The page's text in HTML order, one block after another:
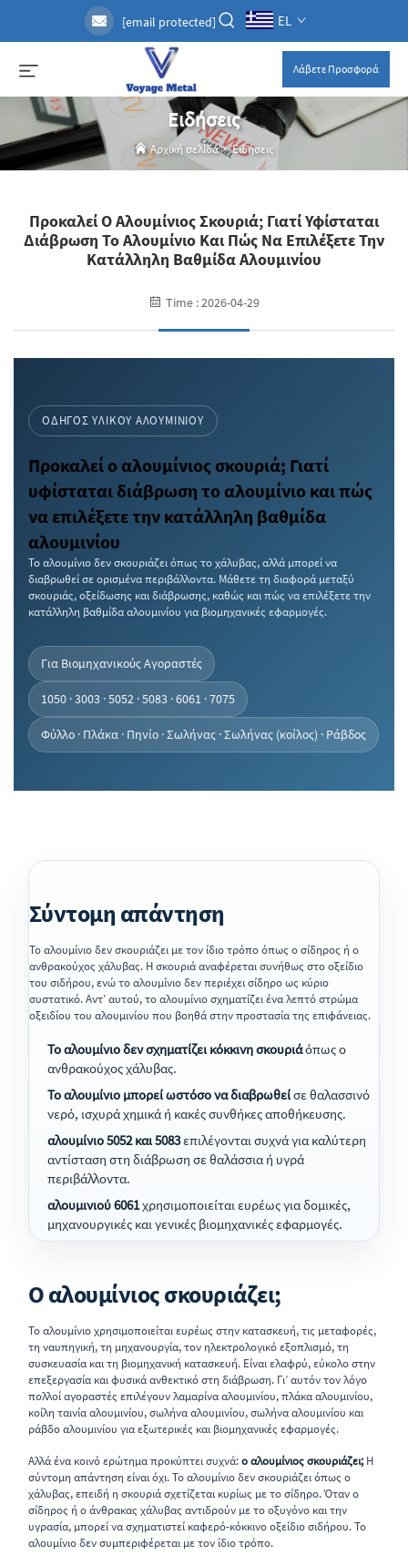
[email protected] EL
Λάβετε Προσφορά
Ειδήσεις
Αρχική σελίδα>Ειδήσεις
Προκαλεί Ο Αλουμίνιος Σκουριά; Γιατί Υφίσταται
Διάβρωση Το Αλουμίνιο Και Πώς Να Επιλέξετε Την
Κατάλληλη Βαθμίδα Αλουμινίου
Time : 2026-04-29
ΟΔΗΓΌΣ ΥΛΙΚΟΎ ΑΛΟΥΜΙΝΊΟΥ
Προκαλεί ο αλουμίνιος σκουριά; Γιατί
υφίσταται διάβρωση το αλουμίνιο και πώς
να επιλέξετε την κατάλληλη βαθμίδα
αλουμινίου
Το αλουμίνιο δεν σκουριάζει όπως το χάλυβας, αλλά μπορεί να
διαβρωθεί σε ορισμένα περιβάλλοντα. Μάθετε τη διαφορά μεταξύ
σκουριάς, οξείδωσης και διάβρωσης, καθώς και πώς να επιλέξετε την
κατάλληλη βαθμίδα αλουμινίου για βιομηχανικές εφαρμογές.
Για Βιομηχανικούς Αγοραστές
1050 · 3003 · 5052 · 5083 · 6061 · 7075
Φύλλο · Πλάκα · Πηνίο · Σωλήνας · Σωλήνας (κοίλος) · Ράβδος
Σύντομη απάντηση
Το αλουμίνιο δεν σκουριάζει με τον ίδιο τρόπο όπως ο σίδηρος ή ο
ανθρακούχος χάλυβας. Η σκουριά αναφέρεται συνήθως στο οξείδιο
του σιδήρου, ενώ το αλουμίνιο δεν περιέχει σίδηρο ως κύριο
συστατικό. Αντ’ αυτού, το αλουμίνιο σχηματίζει ένα λεπτό στρώμα
οξειδίου του αλουμινίου που βοηθά στην προστασία της επιφάνειας.
Το αλουμίνιο δεν σχηματίζει κόκκινη σκουριάόπως ο
ανθρακούχος χάλυβας.
Το αλουμίνιο μπορεί ωστόσο να διαβρωθείσε θαλασσινό
νερό, ισχυρά χημικά ή κακές συνθήκες αποθήκευσης.
αλουμίνιο 5052 και 5083επιλέγονται συχνά για καλύτερη
αντίσταση στη διάβρωση σε θαλάσσια ή υγρά
περιβάλλοντα.
αλουμινιού 6061χρησιμοποιείται ευρέως για δομικές,
μηχανουργικές και γενικές βιομηχανικές εφαρμογές.
Ο αλουμίνιος σκουριάζει;
Το αλουμίνιο χρησιμοποιείται ευρέως στην κατασκευή, τις μεταφορές,
τη ναυπηγική, τη μηχανουργία, τον ηλεκτρολογικό εξοπλισμό, τη
συσκευασία και τη βιομηχανική κατασκευή. Είναι ελαφρύ, εύκολο στην
επεξεργασία και φυσικά ανθεκτικό στη διάβρωση. Γι’ αυτόν τον λόγο
πολλοί αγοραστές επιλέγουν λαμαρίνα αλουμινίου, πλάκα αλουμινίου,
κοίλη ταινία αλουμινίου, σωλήνα αλουμινίου, σωλήνα αλουμινίου και
ράβδο αλουμινίου για εξωτερικές και βιομηχανικές εφαρμογές.
Αλλά ένα κοινό ερώτημα προκύπτει συχνά:ο αλουμίνιος σκουριάζει; Η
σύντομη απάντηση είναι όχι. Το αλουμίνιο δεν σκουριάζει όπως ο
χάλυβας, επειδή η σκουριά σχετίζεται κυρίως με το σίδηρο. Όταν ο
σίδηρος ή ο άνθρακας χάλυβας αντιδρούν με το οξυγόνο και την
υγρασία, μπορεί να σχηματιστεί καφερό-κόκκινο οξείδιο σιδήρου. Το
αλουμίνιο δεν συμπεριφέρεται με τον ίδιο τρόπο.